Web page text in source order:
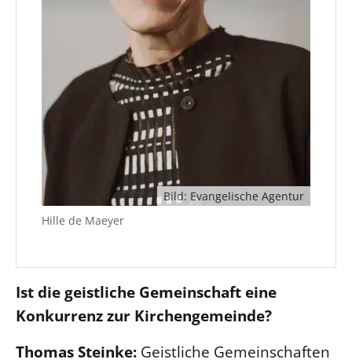
Bild: Evangelische Agentur
Hille de Maeyer
Ist die geistliche Gemeinschaft eine
Konkurrenz zur Kirchengemeinde?
Thomas Steinke: Geistliche Gemeinschaften